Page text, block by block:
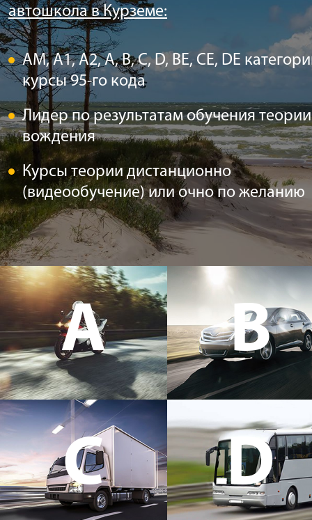
автошкола в Курземе:
AM, A1, A2, A, B, C, D, BE, CE, DE
курсы 95-го кода
Лидер по результатам обучения
вождения
Курсы теории дистанционно
(видеообучение) или очно по желанию
A
B
C
D